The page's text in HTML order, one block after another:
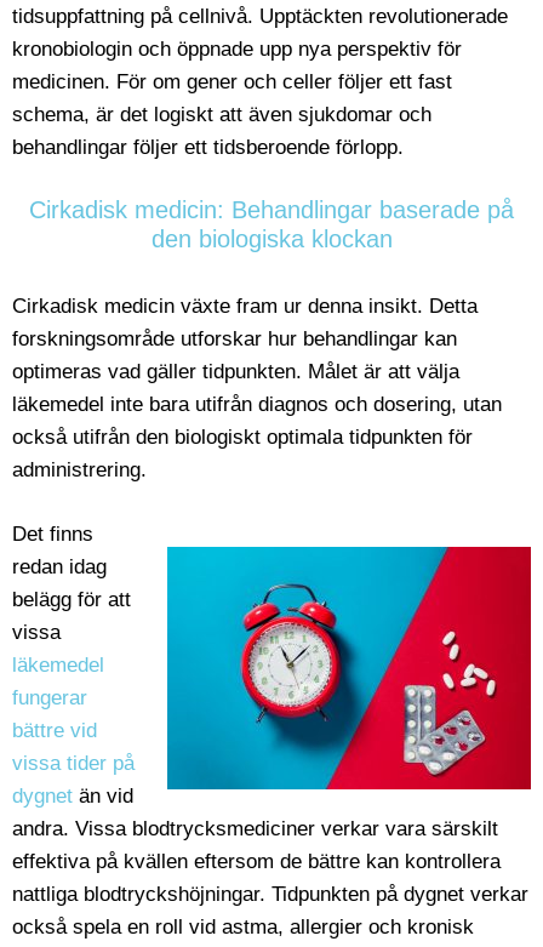
tidsuppfattning på cellnivå. Upptäckten revolutionerade
kronobiologin och öppnade upp nya perspektiv för
medicinen. För om gener och celler följer ett fast
schema, är det logiskt att även sjukdomar och
behandlingar följer ett tidsberoende förlopp.
Cirkadisk medicin: Behandlingar baserade på
den biologiska klockan
Cirkadisk medicin växte fram ur denna insikt. Detta
forskningsområde utforskar hur behandlingar kan
optimeras vad gäller tidpunkten. Målet är att välja
läkemedel inte bara utifrån diagnos och dosering, utan
också utifrån den biologiskt optimala tidpunkten för
administrering.
Det finns
redan idag
belägg för att
vissa
läkemedel
fungerar
bättre vid
vissa tider på
dygnet än vid
andra. Vissa blodtrycksmediciner verkar vara särskilt
effektiva på kvällen eftersom de bättre kan kontrollera
nattliga blodtryckshöjningar. Tidpunkten på dygnet verkar
också spela en roll vid astma, allergier och kronisk